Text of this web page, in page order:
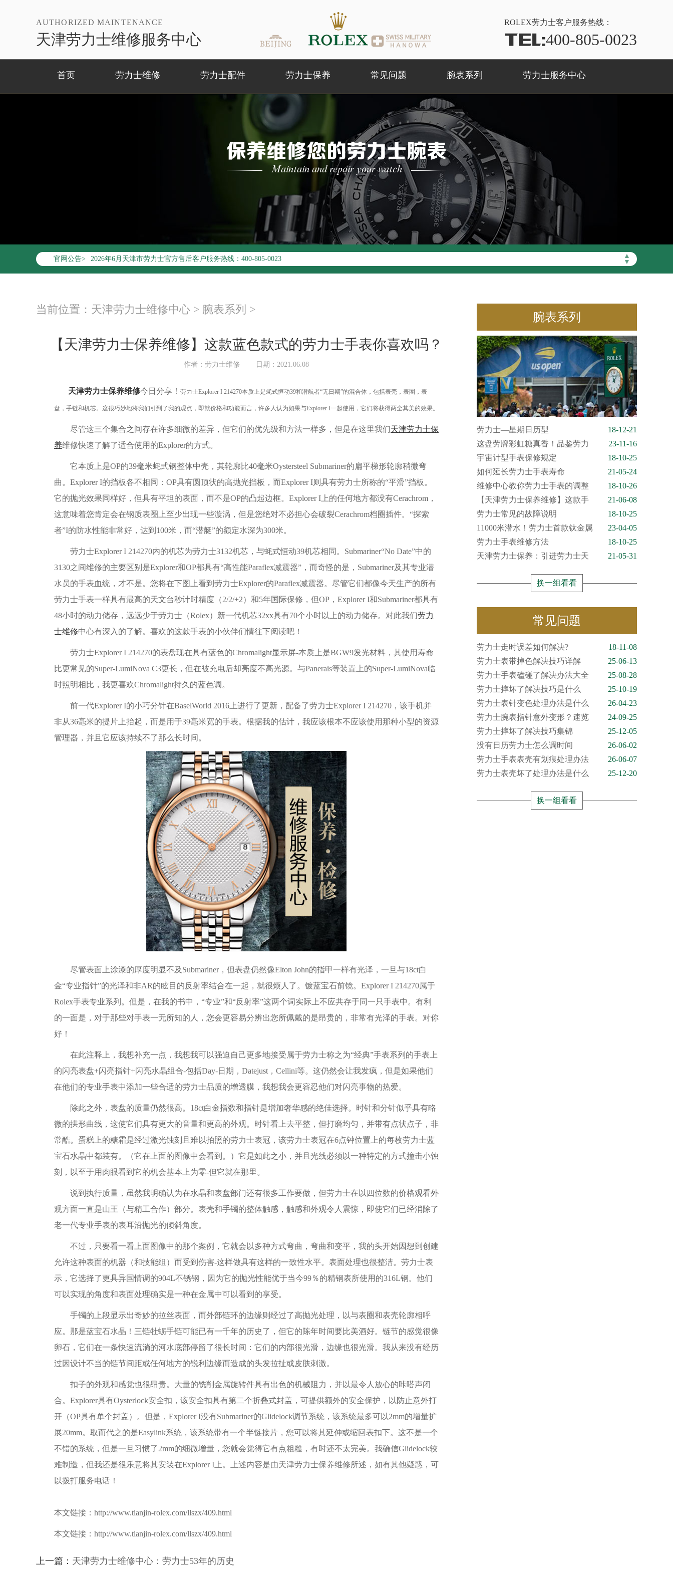
AUTHORIZED MAINTENANCE
天津劳力士维修服务中心
ROLEX劳力士客户服务热线：
TEL:400-805-0023
首页 劳力士维修 劳力士配件 劳力士保养 常见问题 腕表系列 劳力士服务中心
保养维修您的劳力士腕表
Maintain and repair your watch
官网公告>
▲
▼
2026年6月天津市劳力士官方售后客户服务热线：400-805-0023
2026年6月劳力士售后服务中心最新网点地址：
天津市和平区赤峰道136号天津国际金融中心写字楼26层2603室（需提前预约）
当前位置： 天津劳力士维修中心 > 腕表系列 >
【天津劳力士保养维修】这款蓝色款式的劳力士手表你喜欢吗？
作者：劳力士维修 日期：2021.06.08
天津劳力士保养维修今日分享！ 劳力士Explorer I 214270本质上是蚝式恒动39和潜航者“无日期”的混合体，包括表壳，表圈，表
盘，手链和机芯。这很巧妙地将我们引到了我的观点，即就价格和功能而言，许多人认为如果与Explorer I一起使用，它们将获得两全其美的效果。
尽管这三个集合之间存在许多细微的差异，但它们的优先级和方法一样多，但是在这里我们天津劳力士保
养维修快速了解了适合使用的Explorer的方式。
它本质上是OP的39毫米蚝式钢整体中壳，其轮廓比40毫米Oystersteel Submariner的扁平梯形轮廓稍微弯
曲。Explorer I的挡板各不相同：OP具有圆顶状的高抛光挡板，而Explorer I则具有劳力士所称的“平滑”挡板。
它的抛光效果同样好，但具有平坦的表面，而不是OP的凸起边框。Explorer I上的任何地方都没有Cerachrom，
这意味着您肯定会在钢质表圈上至少出现一些漩涡，但是您绝对不必担心会破裂Cerachrom档圈插件。“探索
者”I的防水性能非常好，达到100米，而“潜艇”的额定水深为300米。
劳力士Explorer I 214270内的机芯为劳力士3132机芯，与蚝式恒动39机芯相同。Submariner“No Date”中的
3130之间维修的主要区别是Explorer和OP都具有“高性能Paraflex减震器”，而奇怪的是，Submariner及其专业潜
水员的手表血统，才不是。您将在下图上看到劳力士Explorer的Paraflex减震器。尽管它们都像今天生产的所有
劳力士手表一样具有最高的天文台秒计时精度（2/2/+2）和5年国际保修，但OP，Explorer I和Submariner都具有
48小时的动力储存，远远少于劳力士（Rolex）新一代机芯32xx具有70个小时以上的动力储存。对此我们劳力
士维修中心有深入的了解。喜欢的这款手表的小伙伴们情往下阅读吧！
劳力士Explorer I 214270的表盘现在具有蓝色的Chromalight显示屏-本质上是BGW9发光材料，其使用寿命
比更常见的Super-LumiNova C3更长，但在被充电后却亮度不高光源。与Panerais等装置上的Super-LumiNova临
时照明相比，我更喜欢Chromalight持久的蓝色调。
前一代Explorer I的小巧分针在BaselWorld 2016上进行了更新，配备了劳力士Explorer I 214270，该手机并
非从36毫米的提片上抬起，而是用于39毫米宽的手表。根据我的估计，我应该根本不应该使用那种小型的资源
管理器，并且它应该持续不了那么长时间。
尽管表面上涂漆的厚度明显不及Submariner，但表盘仍然像Elton John的指甲一样有光泽，一旦与18ct白
金“专业指针”的光泽和非AR的眩目的反射率结合在一起，就很烦人了。镀蓝宝石前镜。Explorer I 214270属于
Rolex手表专业系列。但是，在我的书中，“专业”和“反射率”这两个词实际上不应共存于同一只手表中。有利
的一面是，对于那些对手表一无所知的人，您会更容易分辨出您所佩戴的是昂贵的，非常有光泽的手表。对你
好！
在此注释上，我想补充一点，我想我可以强迫自己更多地接受属于劳力士称之为“经典”手表系列的手表上
的闪亮表盘+闪亮指针+闪亮水晶组合-包括Day-日期，Datejust，Cellini等。这仍然会让我发疯，但是如果他们
在他们的专业手表中添加一些合适的劳力士品质的增透膜，我想我会更容忍他们对闪亮事物的热爱。
除此之外，表盘的质量仍然很高。18ct白金指数和指针是增加奢华感的绝佳选择。时针和分针似乎具有略
微的拱形曲线，这使它们具有更大的音量和更高的外观。时针看上去平整，但打磨均匀，并带有点状点子，非
常酷。蛋糕上的糖霜是经过激光蚀刻且难以拍照的劳力士表冠，该劳力士表冠在6点钟位置上的每枚劳力士蓝
宝石水晶中都装有。（它在上面的图像中会看到。）它是如此之小，并且光线必须以一种特定的方式撞击小蚀
刻，以至于用肉眼看到它的机会基本上为零-但它就在那里。
说到执行质量，虽然我明确认为在水晶和表盘部门还有很多工作要做，但劳力士在以四位数的价格观看外
观方面一直是山王（与精工合作）部分。表壳和手镯的整体触感，触感和外观令人震惊，即使它们已经消除了
老一代专业手表的表耳沿抛光的倾斜角度。
不过，只要看一看上面图像中的那个案例，它就会以多种方式弯曲，弯曲和变平，我的头开始因想到创建
允许这种表面的机器（和技能组）而受到伤害-这样做具有这样的一致性水平。表面处理也很整洁。劳力士表
示，它选择了更具异国情调的904L不锈钢，因为它的抛光性能优于当今99％的精钢表所使用的316L钢。他们
可以实现的角度和表面处理确实是一种在金属中可以看到的享受。
手镯的上段显示出奇妙的拉丝表面，而外部链环的边缘则经过了高抛光处理，以与表圈和表壳轮廓相呼
应。那是蓝宝石水晶！三链牡蛎手链可能已有一千年的历史了，但它的陈年时间要比美酒好。链节的感觉很像
卵石，它们在一条快速流淌的河水底部停留了很长时间：它们的内部很光滑，边缘也很光滑。我从来没有经历
过因设计不当的链节间距或任何地方的锐利边缘而造成的头发拉扯或皮肤刺激。
扣子的外观和感觉也很昂贵。大量的铣削金属旋转件具有出色的机械阻力，并以最令人放心的咔嗒声闭
合。Explorer具有Oysterlock安全扣，该安全扣具有第二个折叠式封盖，可提供额外的安全保护，以防止意外打
开（OP具有单个封盖）。但是，Explorer I没有Submariner的Glidelock调节系统，该系统最多可以2mm的增量扩
展20mm。取而代之的是Easylink系统，该系统带有一个半链接片，您可以将其延伸或缩回表扣下。这不是一个
不错的系统，但是一旦习惯了2mm的细微增量，您就会觉得它有点粗糙，有时还不太完美。我确信Glidelock较
难制造，但我还是很乐意将其安装在Explorer I上。上述内容是由天津劳力士保养维修所述，如有其他疑惑，可
以拨打服务电话！
本文链接：http://www.tianjin-rolex.com/llszx/409.html
本文链接：http://www.tianjin-rolex.com/llszx/409.html
上一篇： 天津劳力士维修中心：劳力士53年的历史
腕表系列
劳力士—星期日历型
18-12-21
这盘劳牌彩虹糖真香！品鉴劳力
23-11-16
宇宙计型手表保修规定
18-10-25
如何延长劳力士手表寿命
21-05-24
维修中心教你劳力士手表的调整
18-10-26
【天津劳力士保养维修】这款手
21-06-08
劳力士常见的故障说明
18-10-25
11000米潜水！劳力士首款钛金属
23-04-05
劳力士手表维修方法
18-10-25
天津劳力士保养：引进劳力士天
21-05-31
换一组看看
常见问题
劳力士走时误差如何解决?
18-11-08
劳力士表带掉色解决技巧详解
25-06-13
劳力士手表磕碰了解决办法大全
25-08-28
劳力士摔坏了解决技巧是什么
25-10-19
劳力士表针变色处理办法是什么
26-04-23
劳力士腕表指针意外变形？速览
24-09-25
劳力士摔坏了解决技巧集锦
25-12-05
没有日历劳力士怎么调时间
26-06-02
劳力士手表表壳有划痕处理办法
26-06-07
劳力士表壳坏了处理办法是什么
25-12-20
换一组看看